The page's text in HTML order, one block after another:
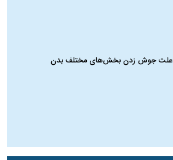
علت جوش زدن بخش‌های مختلف بدن